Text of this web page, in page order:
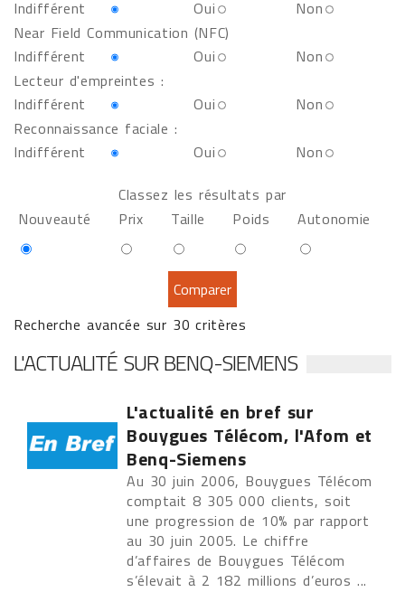
Indifférent Oui
Non
Near Field Communication (NFC)
Indifférent
Oui
Non
Lecteur d'empreintes :
Indifférent
Oui
Non
Reconnaissance faciale :
Indifférent
Oui
Non
Classez les résultats par
Nouveauté
Prix Taille Poids Autonomie
Recherche avancée sur 30 critères
L'ACTUALITÉ SUR BENQ-SIEMENS
L'actualité en bref sur
Bouygues Télécom, l'Afom et
Benq-Siemens
Au 30 juin 2006, Bouygues Télécom
comptait 8 305 000 clients, soit
une progression de 10% par rapport
au 30 juin 2005. Le chiffre
d’affaires de Bouygues Télécom
s’élevait à 2 182 millions d’euros ...